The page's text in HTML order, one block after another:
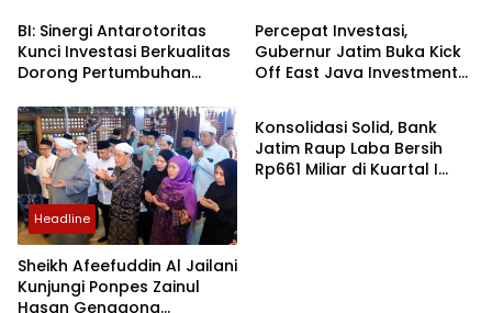
BI: Sinergi Antarotoritas
Kunci Investasi Berkualitas
Dorong Pertumbuhan
Berkelanjutan
Percepat Investasi,
Gubernur Jatim Buka Kick
Off East Java Investment
Headline
Sheikh Afeefuddin Al Jailani
Kunjungi Ponpes Zainul
Hasan Genggong
Ekbis
Konsolidasi Solid, Bank
Jatim Raup Laba Bersih
Rp661 Miliar di Kuartal I